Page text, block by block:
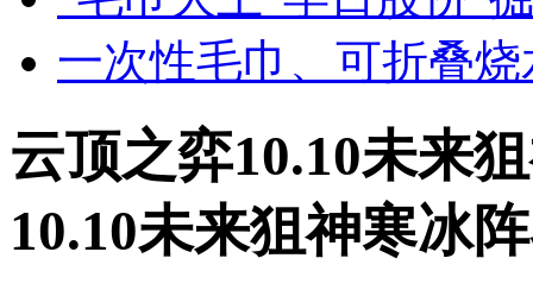
一次性毛巾、可折叠
云顶之弈10.10未来
10.10未来狙神寒冰